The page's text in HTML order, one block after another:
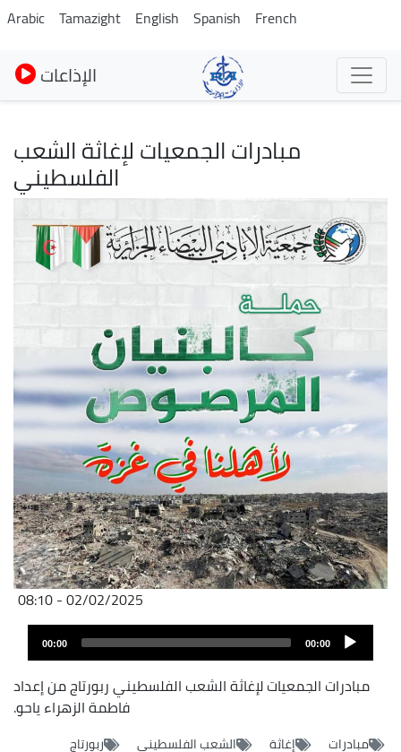
Skip
to
main
content
Arabic Tamazight English Spanish French
الإذاعات
مبادرات الجمعيات لإغاثة الشعب
الفلسطيني
02/02/2025 - 08:10
Fichier
audio
00:00
00:00
مبادرات الجمعيات لإغاثة الشعب الفلسطيني ربورتاج من إعداد
فاطمة الزهراء ياحو.
مبادرات إغاثة الشعب الفلسطيني ربورتاج